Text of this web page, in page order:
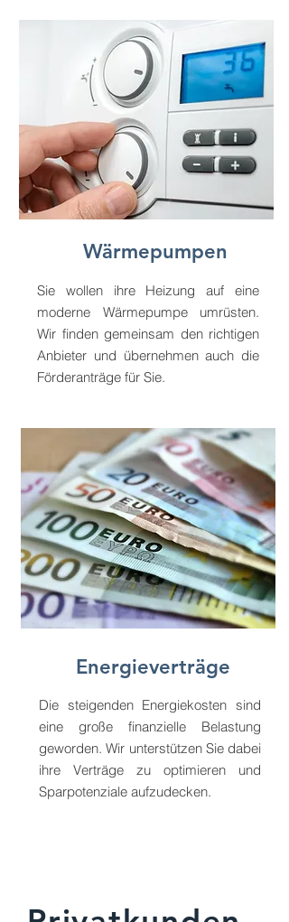
Wärmepumpen
Sie wollen ihre Heizung auf eine
moderne Wärmepumpe umrüsten.
Wir finden gemeinsam den richtigen
Anbieter und übernehmen auch die
Förderanträge für Sie.
Energieverträge
Die steigenden Energiekosten sind
eine große finanzielle Belastung
geworden. Wir unterstützen Sie dabei
ihre Verträge zu optimieren und
Sparpotenziale aufzudecken.